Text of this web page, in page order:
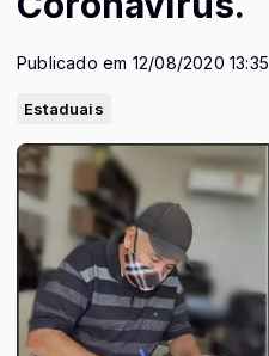
Publicado em 12/08/2020 13:35
Estaduais